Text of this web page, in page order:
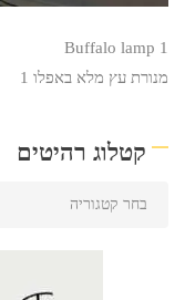
Buffalo lamp 1
מנורת עץ מלא באפלו 1
קטלוג רהיטים